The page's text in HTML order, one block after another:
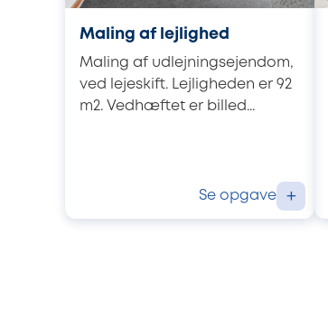
Maling af lejlighed
Maling af udlejningsejendom,
ved lejeskift. Lejligheden er 92
m2. Vedhæftet er billed...
Se opgave +